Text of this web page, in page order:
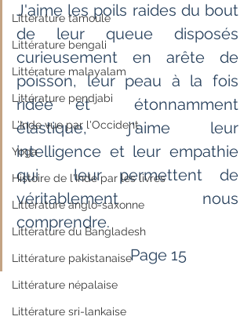
Littérature tamoule
Littérature bengali
Littérature malayalam
Littérature pendjabi
L'Inde vue par l'Occident
Yoga
Histoire de l'Inde par les livres
Littérature anglo-saxonne
Littérature du Bangladesh
Littérature pakistanaise
Littérature népalaise
Littérature sri-lankaise
J'aime les poils raides du bout
de leur queue disposés
curieusement en arête de
poisson, leur peau à la fois
ridée et  étonnamment
élastique, j'aime leur
intelligence et leur empathie
qui  leur permettent de
véritablement nous
comprendre.